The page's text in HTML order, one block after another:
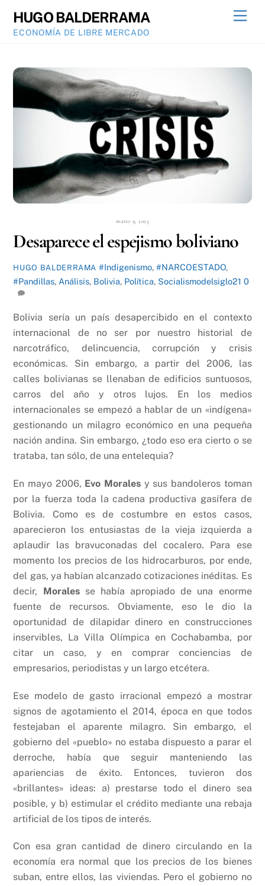
content
HUGO BALDERRAMA
ECONOMÍA DE LIBRE MERCADO
marzo 9, 2023
Desaparece el espejismo boliviano
HUGO BALDERRAMA #Indigenismo,#NARCOESTADO,
#Pandillas, Análisis, Bolivia, Política, Socialismodelsiglo21 0
Bolivia sería un país desapercibido en el contexto
internacional de no ser por nuestro historial de
narcotráfico, delincuencia, corrupción y crisis
económicas. Sin embargo, a partir del 2006, las
calles bolivianas se llenaban de edificios suntuosos,
carros del año y otros lujos. En los medios
internacionales se empezó a hablar de un «indígena»
gestionando un milagro económico en una pequeña
nación andina. Sin embargo, ¿todo eso era cierto o se
trataba, tan sólo, de una entelequia?
En mayo 2006, Evo Morales y sus bandoleros toman
por la fuerza toda la cadena productiva gasífera de
Bolivia. Como es de costumbre en estos casos,
aparecieron los entusiastas de la vieja izquierda a
aplaudir las bravuconadas del cocalero. Para ese
momento los precios de los hidrocarburos, por ende,
del gas, ya habían alcanzado cotizaciones inéditas. Es
decir, Moralesse había apropiado de una enorme
fuente de recursos. Obviamente, eso le dio la
oportunidad de dilapidar dinero en construcciones
inservibles, La Villa Olímpica en Cochabamba, por
citar un caso, y en comprar conciencias de
empresarios, periodistas y un largo etcétera.
Ese modelo de gasto irracional empezó a mostrar
signos de agotamiento el 2014, época en que todos
festejaban el aparente milagro. Sin embargo, el
gobierno del «pueblo» no estaba dispuesto a parar el
derroche, había que seguir manteniendo las
apariencias de éxito. Entonces, tuvieron dos
«brillantes» ideas: a) prestarse todo el dinero sea
posible, y b) estimular el crédito mediante una rebaja
artificial de los tipos de interés.
Con esa gran cantidad de dinero circulando en la
economía era normal que los precios de los bienes
suban, entre ellos, las viviendas. Pero el gobierno no